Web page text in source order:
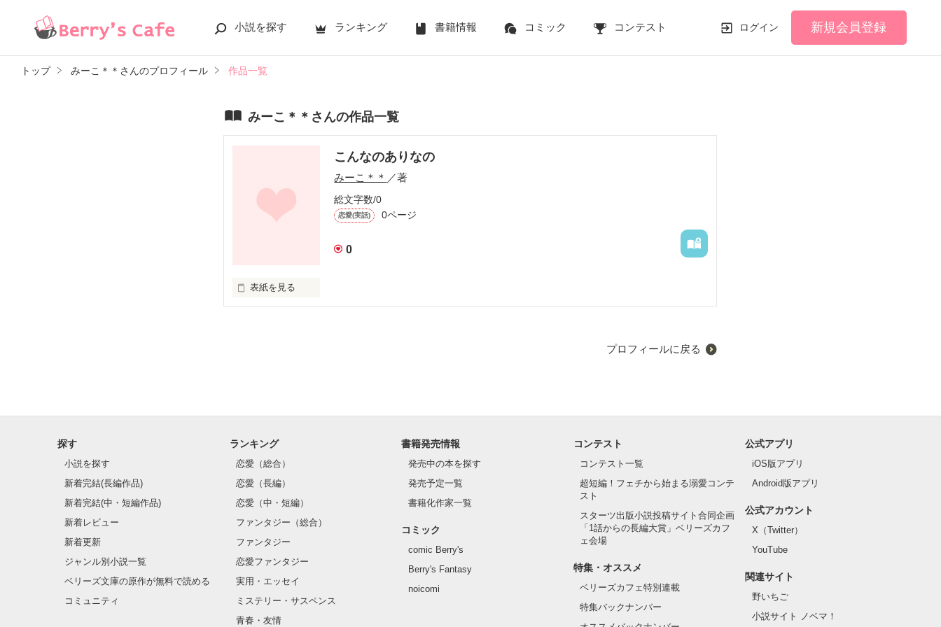
小説を探す ランキング 書籍情報 コミック コンテスト ログイン 新規会員登録
トップ みーこ＊＊さんのプロフィール 作品一覧
みーこ＊＊さんの作品一覧
こんなのありなの
みーこ＊＊ ／著
総文字数/0
恋愛(実話) 0ページ
0
表紙を見る
プロフィールに戻る
探す
小説を探す
新着完結(長編作品)
新着完結(中・短編作品)
新着レビュー
新着更新
ジャンル別小説一覧
ベリーズ文庫の原作が無料で読める
コミュニティ
ランキング
恋愛（総合）
恋愛（長編）
恋愛（中・短編）
ファンタジー（総合）
ファンタジー
恋愛ファンタジー
実用・エッセイ
ミステリー・サスペンス
青春・友情
書籍発売情報
発売中の本を探す
発売予定一覧
書籍化作家一覧
コミック
comic Berry's
Berry's Fantasy
noicomi
コンテスト
コンテスト一覧
超短編！フェチから始まる溺愛コンテ
スト
スターツ出版小説投稿サイト合同企画
「1話からの長編大賞」ベリーズカフ
ェ会場
特集・オススメ
ベリーズカフェ特別連載
特集バックナンバー
公式アプリ
iOS版アプリ
Android版アプリ
公式アカウント
X（Twitter）
YouTube
関連サイト
野いちご
小説サイト ノベマ！